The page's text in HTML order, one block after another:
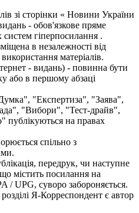
зі сторінки « Новини України
- обов'язкове пряме
гіперпосилання .
в незалежності від
матеріалів.
- видань) - повинна бути
або в першому абзаці
"Експертиза", "Заява",
"Вибори", "Тест-драйв",
на правах
спільно з
передрук, чи наступне
містить посилання на
/ UPG, суворо забороняється.
Я-Корреспондент є автор